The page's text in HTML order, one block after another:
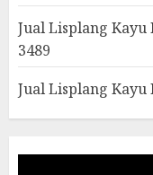
Jual Lisplang Kayu
3489
Jual Lisplang Kayu